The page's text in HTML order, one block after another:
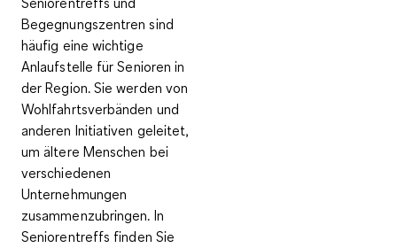
Begegnungszentren sind
häufig eine wichtige
Anlaufstelle für Senioren in
der Region. Sie werden von
Wohlfahrtsverbänden und
anderen Initiativen geleitet,
um ältere Menschen bei
verschiedenen
Unternehmungen
zusammenzubringen. In
Seniorentreffs finden Sie